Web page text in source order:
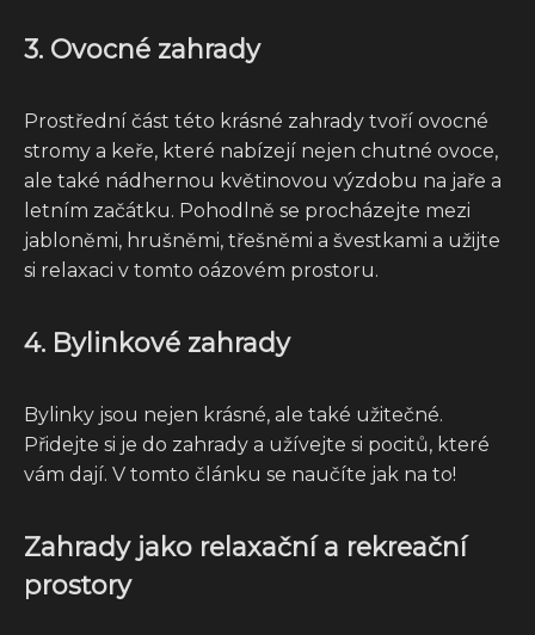
3. Ovocné zahrady
Prostřední část této krásné zahrady tvoří ovocné
stromy a keře, které nabízejí nejen chutné ovoce,
ale také nádhernou květinovou výzdobu na jaře a
letním začátku. Pohodlně se procházejte mezi
jabloněmi, hrušněmi, třešněmi a švestkami a užijte
si relaxaci v tomto oázovém prostoru.
4. Bylinkové zahrady
Bylinky jsou nejen krásné, ale také užitečné.
Přidejte si je do zahrady a užívejte si pocitů, které
vám dají. V tomto článku se naučíte jak na to!
Zahrady jako relaxační a rekreační
prostory